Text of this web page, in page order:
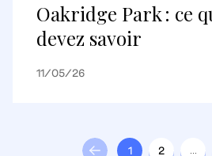
Oakridge Park : ce
devez savoir
11/05/26
1 2 …